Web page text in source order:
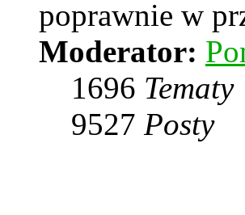
poprawnie w
Moderator:
1696 Tematy
9527 Posty